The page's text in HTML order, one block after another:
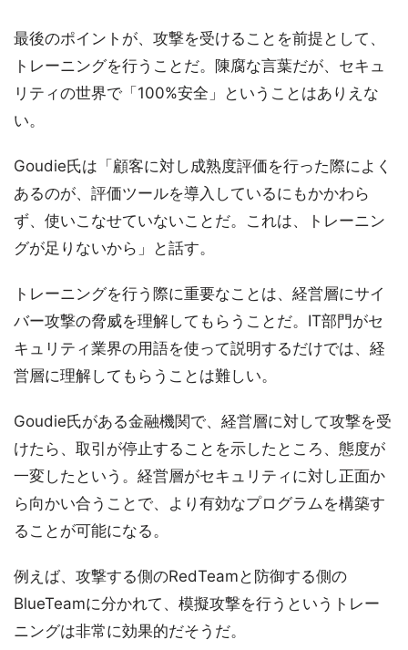
最後のポイントが、攻撃を受けることを前提として、
トレーニングを行うことだ。陳腐な言葉だが、セキュ
リティの世界で「100%安全」ということはありえな
い。
Goudie氏は「顧客に対し成熟度評価を行った際によく
あるのが、評価ツールを導入しているにもかかわら
ず、使いこなせていないことだ。これは、トレーニン
グが足りないから」と話す。
トレーニングを行う際に重要なことは、経営層にサイ
バー攻撃の脅威を理解してもらうことだ。IT部門がセ
キュリティ業界の用語を使って説明するだけでは、経
営層に理解してもらうことは難しい。
Goudie氏がある金融機関で、経営層に対して攻撃を受
けたら、取引が停止することを示したところ、態度が
一変したという。経営層がセキュリティに対し正面か
ら向かい合うことで、より有効なプログラムを構築す
ることが可能になる。
例えば、攻撃する側のRedTeamと防御する側の
BlueTeamに分かれて、模擬攻撃を行うというトレー
ニングは非常に効果的だそうだ。